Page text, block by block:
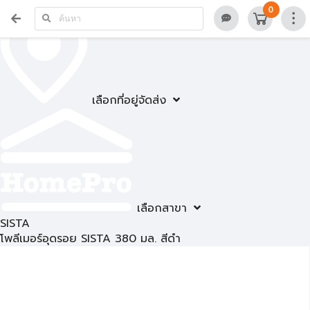
เลือกที่อยู่จัดส่ง
เลือกสาขา
0
SISTA
โพลีเมอร์อุดรอย SISTA 380 มล. สีดำ